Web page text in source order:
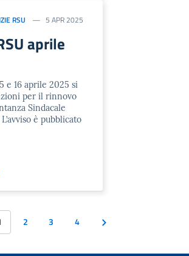
RSU 5 APR 2025
aprile
e 16 aprile 2025 si
per il rinnovo
Sindacale
è pubblicato
2 3 4